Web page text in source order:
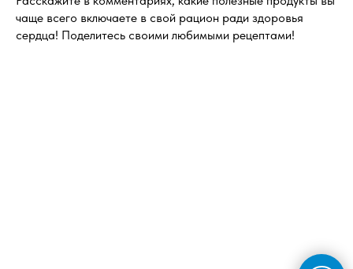
чаще всего включаете в свой рацион ради здоровья
сердца! Поделитесь своими любимыми рецептами!